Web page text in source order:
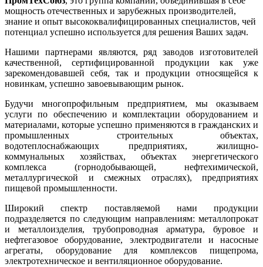
мощность отечественных и зарубежных производителей,
знание и опыт высококвалифицированных специалистов, чей
потенциал успешно используется для решения Ваших задач.
Нашими партнерами являются, ряд заводов изготовителей
качественной, сертифицированной продукции как уже
зарекомендовавшей себя, так и продукции относящейся к
новинкам, успешно завоевывающим рынок.
Будучи многопрофильным предприятием, мы оказываем
услуги по обеспечению и комплектации оборудованием и
материалами, которые успешно применяются в гражданских и
промышленных строительных объектах,
водотеплоснабжающих предприятиях, жилищно-
коммунальных хозяйствах, объектах энергетического
комплекса (горнодобывающей, нефтехимической,
металлургической и смежных отраслях), предприятиях
пищевой промышленности.
Широкий спектр поставляемой нами продукции
подразделяется по следующим направлениям: металлопрокат
и металлоизделия, трубопроводная арматура, буровое и
нефтегазовое оборудование, электродвигатели и насосные
агрегаты, оборудование для комплексов пищепрома,
электротехническое и вентиляционное оборудование.